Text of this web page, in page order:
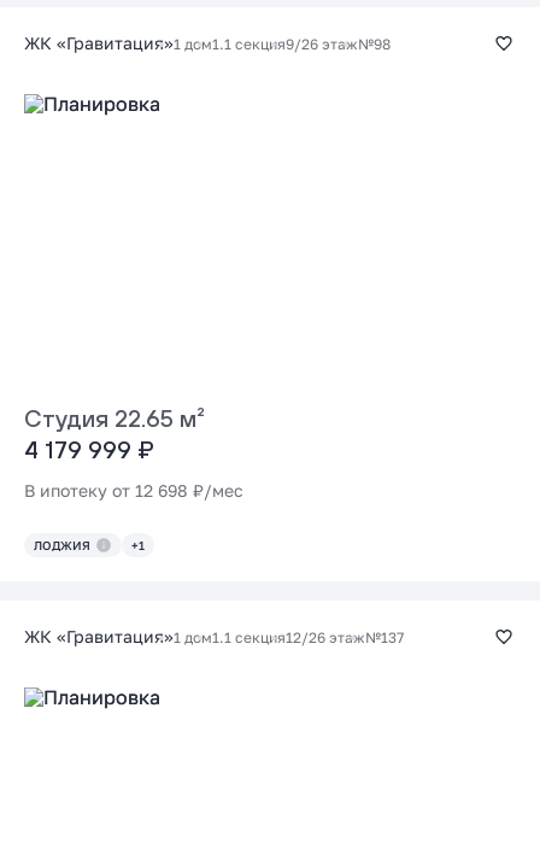
ЖК «Гравитация»1 дом1.1 секция9/26 этаж№98
Студия 22.65 м²
4 179 999 ₽
В ипотеку от 12 698 ₽/мес
ЛОДЖИЯ +1
ЖК «Гравитация»1 дом1.1 секция12/26 этаж№137